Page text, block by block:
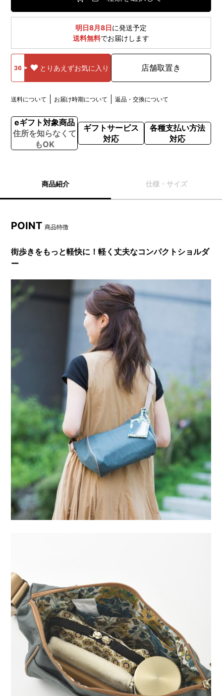
明日8月8日に発送予定
送料無料でお届けします
36 とりあえずお気に入り 店舗取置き
送料について お届け時期について 返品・交換について
eギフト対象商品
住所を知らなくて
もOK
ギフトサービス
対応
各種支払い方法
対応
商品紹介 仕様・サイズ
POINT商品特徴
街歩きをもっと軽快に！軽く丈夫なコンパクトショルダ
ー